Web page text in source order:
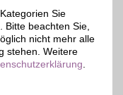
PartnerprofilSie
beachten Sie,
nicht mehr alle
stehen. Weitere